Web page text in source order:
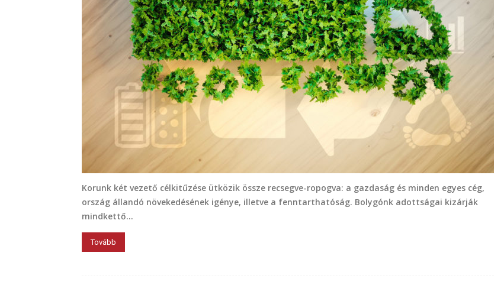
Korunk két vezető célkitűzése ütközik össze recsegve-ropogva: a gazdaság és minden egyes cég,
ország állandó növekedésének igénye, illetve a fenntarthatóság. Bolygónk adottságai kizárják
mindkettő...
Tovább